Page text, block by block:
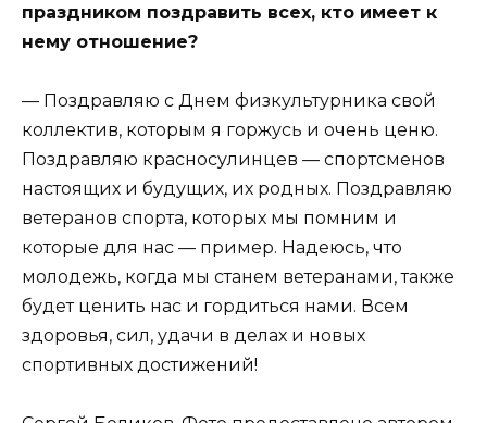
праздником поздравить всех, кто имеет к
нему отношение?
— Поздравляю с Днем физкультурника свой
коллектив, которым я горжусь и очень ценю.
Поздравляю красносулинцев — спортсменов
настоящих и будущих, их родных. Поздравляю
ветеранов спорта, которых мы помним и
которые для нас — пример. Надеюсь, что
молодежь, когда мы станем ветеранами, также
будет ценить нас и гордиться нами. Всем
здоровья, сил, удачи в делах и новых
спортивных достижений!